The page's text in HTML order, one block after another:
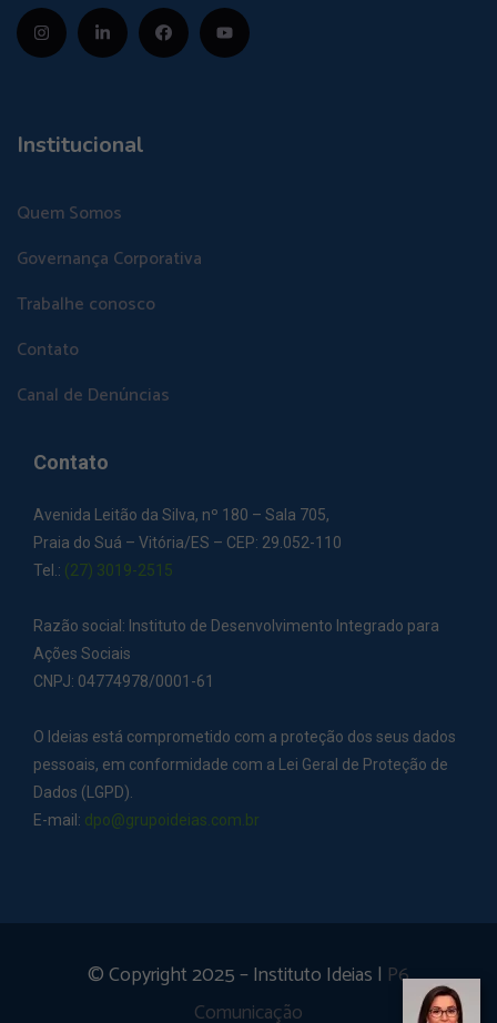
Institucional
Quem Somos
Governança Corporativa
Trabalhe conosco
Contato
Canal de Denúncias
Contato
Avenida Leitão da Silva, nº 180 – Sala 705,
Praia do Suá – Vitória/ES – CEP: 29.052-110
Tel.: (27) 3019-2515
Razão social: Instituto de Desenvolvimento Integrado para
Ações Sociais
CNPJ: 04774978/0001-61
O Ideias está comprometido com a proteção dos seus dados
pessoais, em conformidade com a Lei Geral de Proteção de
Dados (LGPD).
E-mail: dpo@grupoideias.com.br
© Copyright 2025 – Instituto Ideias | P6
Comunicação